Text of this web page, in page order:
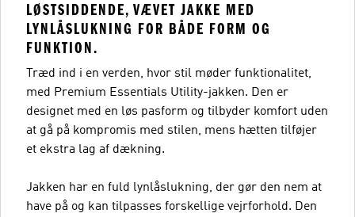
LØSTSIDDENDE, VÆVET JAKKE MED
LYNLÅSLUKNING FOR BÅDE FORM OG
FUNKTION.
Træd ind i en verden, hvor stil møder funktionalitet,
med Premium Essentials Utility-jakken. Den er
designet med en løs pasform og tilbyder komfort uden
at gå på kompromis med stilen, mens hætten tilføjer
et ekstra lag af dækning.
Jakken har en fuld lynlåslukning, der gør den nem at
have på og kan tilpasses forskellige vejrforhold. Den